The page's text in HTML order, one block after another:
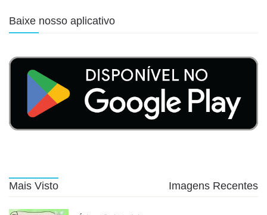
Baixe nosso aplicativo
Mais Visto Imagens Recentes